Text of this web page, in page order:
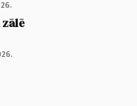
zālē